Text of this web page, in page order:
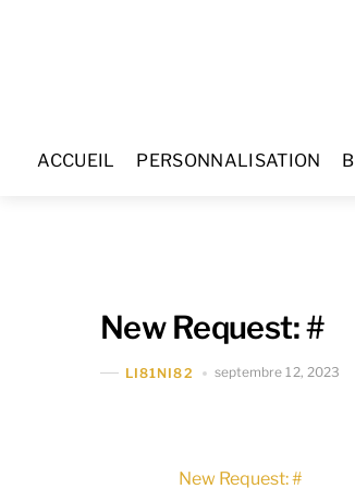
ACCUEIL PERSONNALISATION
New Request: #
LI81NI82 septembre 12, 2023
New Request: #